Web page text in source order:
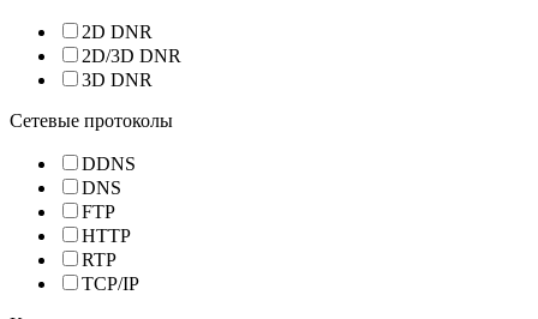
2D DNR
2D/3D DNR
3D DNR
Сетевые протоколы
DDNS
DNS
FTP
HTTP
RTP
TCP/IP